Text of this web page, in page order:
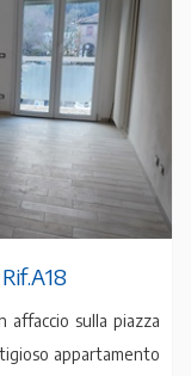
affaccio sulla piazza
appartamento